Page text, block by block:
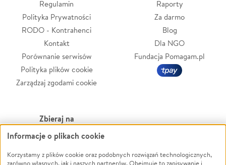
Regulamin
Polityka Prywatności
RODO - Kontrahenci
Kontakt
Porównanie serwisów
Polityka plików cookie
Zarządzaj zgodami cookie
Raporty
Za darmo
Blog
Dla NGO
Fundacja Pomagam.pl
Zbieraj na
Leczenie
Zwierzęta
Powódź
Informacje o plikach cookie
Korzystamy z plików cookie oraz podobnych rozwiązań technologicznych,